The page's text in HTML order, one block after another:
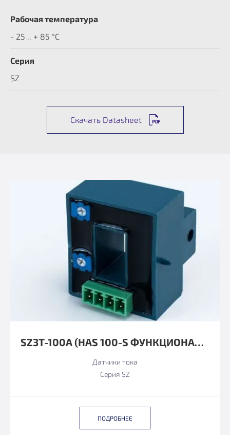
Рабочая температура
- 25 .. + 85 °C
Серия
SZ
Скачать Datasheet
SZ3T-100А (HAS 100-S ФУНКЦИОНАЛЬНЫЙ АНАЛОГ)
Датчики тока
Серия SZ
ПОДРОБНЕЕ